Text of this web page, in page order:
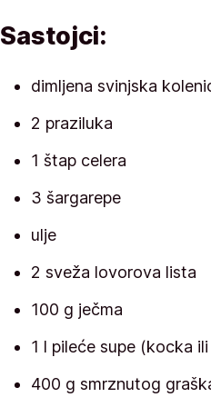
Sastojci:
dimljena svinjska
2 praziluka
1 štap celera
3 šargarepe
ulje
2 sveža lovorova lista
100 g ječma
1 l pileće supe (kocka
400 g smrznutog